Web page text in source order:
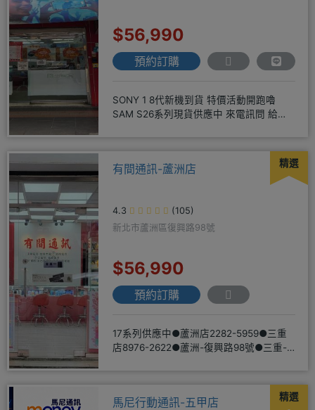
$56,990
預約訂購
SONY 1 8代新機到貨 特價活動開跑嚕
SAM S26系列現貨供應中 來電訊問 給你
精選
有間通訊-蘆洲店
4.3
(105)
新北市蘆洲區復興路98號
$56,990
預約訂購
17系列供應中●蘆洲店2282-5959●三重
店8976-2622●蘆洲-復興路98號●三重-
精選
馬尼行動通訊-五甲店